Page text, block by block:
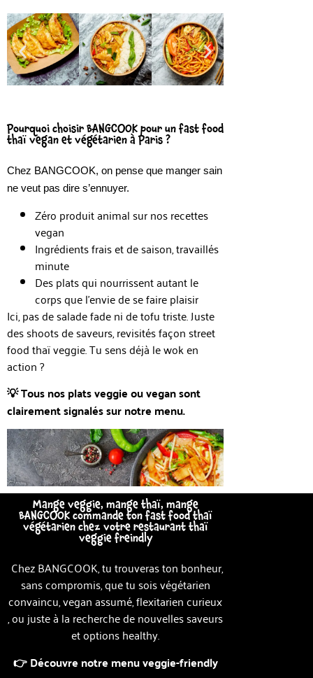
Pourquoi choisir BANGCOOK pour un fast food
thaï vegan et végétarien à Paris ?
Chez BANGCOOK, on pense que manger sain
ne veut pas dire s’ennuyer.
Zéro produit animal sur nos recettes
vegan
Ingrédients frais et de saison, travaillés
minute
Des plats qui nourrissent autant le
corps que l’envie de se faire plaisir
Ici, pas de salade fade ni de tofu triste. Juste
des shoots de saveurs, revisités façon street
food thaï veggie. Tu sens déjà le wok en
action ?
💡Tous nos plats veggie ou vegan sont
clairement signalés sur notre menu.
Mange veggie, mange thaï, mange
BANGCOOK commande ton fast food thaï
végétarien chez votre restaurant thaï
veggie freindly
Chez BANGCOOK, tu trouveras ton bonheur,
sans compromis, que tu sois végétarien
convaincu, vegan assumé, flexitarien curieux
, ou juste à la recherche de nouvelles saveurs
et options healthy.
👉 Découvre notre menu veggie-friendly